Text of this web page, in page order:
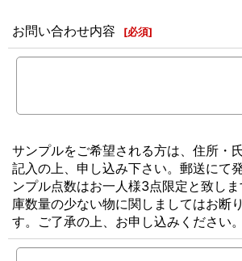
お問い合わせ内容 [必須]
サンプルをご希望される方は、住所・
記入の上、申し込み下さい。郵送にて
ンプル点数はお一人様3点限定と致し
庫数量の少ない物に関しましてはお断
す。ご了承の上、お申し込みください。